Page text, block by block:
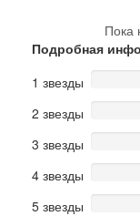
Пока
Подробная
1 звезды
2 звезды
3 звезды
4 звезды
5 звезды